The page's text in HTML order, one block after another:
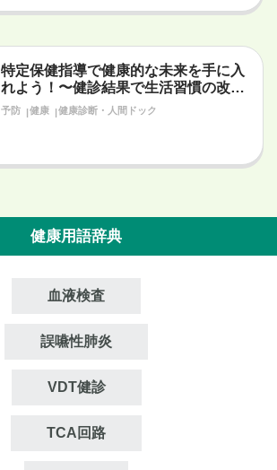
特定保健指導で健康的な未来を手に入
れよう！〜健診結果で生活習慣の改善
が必要だと言われたあなたへ〜
予防 健康 健康診断・人間ドック
健康用語辞典
血液検査
誤嚥性肺炎
VDT健診
TCA回路